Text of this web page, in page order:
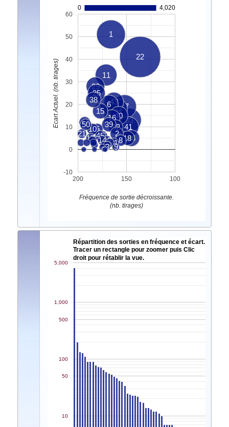
0
4,020
22
1
33
47
11
41
36
43
6
29
40
25
16
46
15
38
18
32
39
2
5
8
10
44
50
35
45
13
14
17
21
31
9
3
4
7
200 150 100
-10
0
10
20
30
40
50
60
Fréquence de sortie décroissante.
(nb. tirages)
Ecart Actuel. (nb. tirages)
Répartition des sorties en fréquence et écart.
Tracer un rectangle pour zoomer puis Clic
droit pour rétablir la vue.
10
50
100
500
1,000
5,000